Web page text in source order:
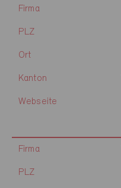
Firma
PLZ
Ort
Kanton
Webseite
Firma
PLZ